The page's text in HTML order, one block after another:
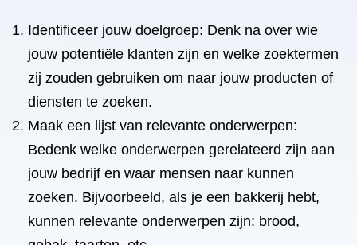
Identificeer jouw doelgroep: Denk na over wie
jouw potentiële klanten zijn en welke zoektermen
zij zouden gebruiken om naar jouw producten of
diensten te zoeken.
Maak een lijst van relevante onderwerpen:
Bedenk welke onderwerpen gerelateerd zijn aan
jouw bedrijf en waar mensen naar kunnen
zoeken. Bijvoorbeeld, als je een bakkerij hebt,
kunnen relevante onderwerpen zijn: brood,